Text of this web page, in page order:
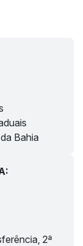
Bahia
2ª